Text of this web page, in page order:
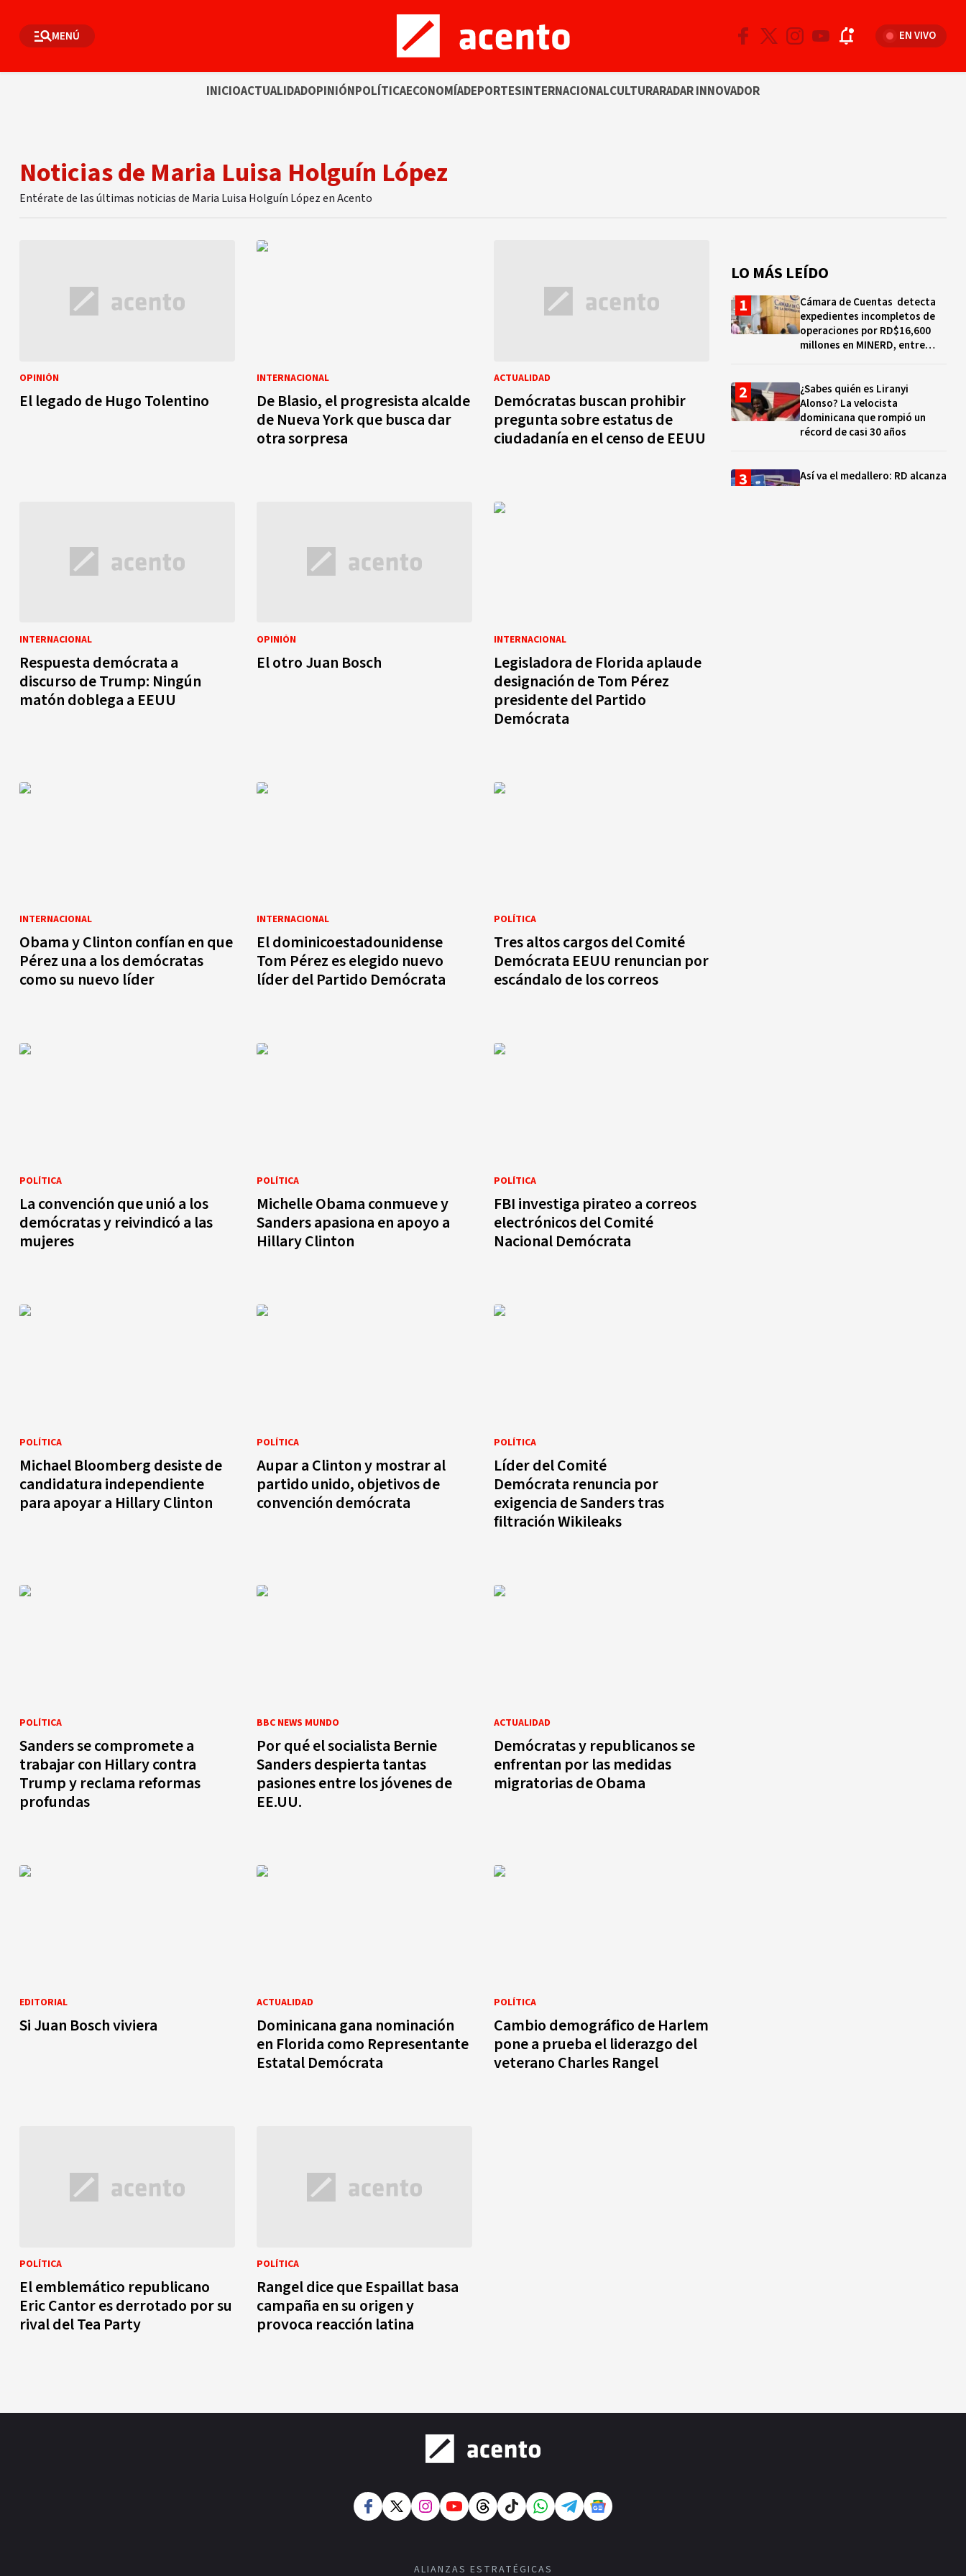
MENÚ EN VIVO
INICIOACTUALIDADOPINIÓNPOLÍTICAECONOMÍADEPORTESINTERNACIONALCULTURARADAR INNOVADOR
Noticias de Maria Luisa Holguín López
Entérate de las últimas noticias de Maria Luisa Holguín López en Acento
OPINIÓN
El legado de Hugo Tolentino
INTERNACIONAL
De Blasio, el progresista alcalde
de Nueva York que busca dar
otra sorpresa
ACTUALIDAD
Demócratas buscan prohibir
pregunta sobre estatus de
ciudadanía en el censo de EEUU
INTERNACIONAL
Respuesta demócrata a
discurso de Trump: Ningún
matón doblega a EEUU
OPINIÓN
El otro Juan Bosch
INTERNACIONAL
Legisladora de Florida aplaude
designación de Tom Pérez
presidente del Partido
Demócrata
INTERNACIONAL
Obama y Clinton confían en que
Pérez una a los demócratas
como su nuevo líder
INTERNACIONAL
El dominicoestadounidense
Tom Pérez es elegido nuevo
líder del Partido Demócrata
POLÍTICA
Tres altos cargos del Comité
Demócrata EEUU renuncian por
escándalo de los correos
POLÍTICA
La convención que unió a los
demócratas y reivindicó a las
mujeres
POLÍTICA
Michelle Obama conmueve y
Sanders apasiona en apoyo a
Hillary Clinton
POLÍTICA
FBI investiga pirateo a correos
electrónicos del Comité
Nacional Demócrata
POLÍTICA
Michael Bloomberg desiste de
candidatura independiente
para apoyar a Hillary Clinton
POLÍTICA
Aupar a Clinton y mostrar al
partido unido, objetivos de
convención demócrata
POLÍTICA
Líder del Comité
Demócrata renuncia por
exigencia de Sanders tras
filtración Wikileaks
POLÍTICA
Sanders se compromete a
trabajar con Hillary contra
Trump y reclama reformas
profundas
BBC NEWS MUNDO
Por qué el socialista Bernie
Sanders despierta tantas
pasiones entre los jóvenes de
EE.UU.
ACTUALIDAD
Demócratas y republicanos se
enfrentan por las medidas
migratorias de Obama
EDITORIAL
Si Juan Bosch viviera
ACTUALIDAD
Dominicana gana nominación
en Florida como Representante
Estatal Demócrata
POLÍTICA
Cambio demográfico de Harlem
pone a prueba el liderazgo del
veterano Charles Rangel
POLÍTICA
El emblemático republicano
Eric Cantor es derrotado por su
rival del Tea Party
POLÍTICA
Rangel dice que Espaillat basa
campaña en su origen y
provoca reacción latina
LO MÁS LEÍDO
Cámara de Cuentas detecta
expedientes incompletos de
operaciones por RD$16,600
millones en MINERD, entre
¿Sabes quién es Liranyi
Alonso? La velocista
dominicana que rompió un
récord de casi 30 años
Así va el medallero: RD alcanza
ALIANZAS ESTRATÉGICAS